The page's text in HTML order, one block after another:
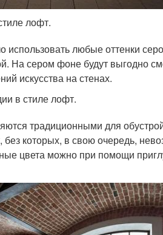
лофт.
любые оттенки
На сером фоне будут выгодно
искусства на стенах.
в стиле лофт.
традиционными для
которых, в свою очередь,
цвета можно при помощи